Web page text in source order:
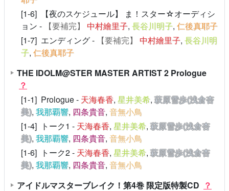
[1-6] 【夜のスケジュール】 ま！スター☆オーディシ
ョン -
【要補完】 中村繪里子, 長谷川明子, 仁後真耶子
[1-7] エンディング -
【要補完】 中村繪里子, 長谷川明
子, 仁後真耶子
THE IDOLM@STER MASTER ARTIST 2 Prologue
？
[1-1] Prologue - 天海春香, 星井美希,萩原雪歩(浅倉杏
美), 我那覇響, 四条貴音, 音無小鳥
[1-4] トーク1 - 天海春香, 星井美希,萩原雪歩(浅倉杏
美), 我那覇響, 四条貴音, 音無小鳥
[1-6] トーク2 - 天海春香, 星井美希,萩原雪歩(浅倉杏
美), 我那覇響, 四条貴音, 音無小鳥
アイドルマスターブレイク！第4巻 限定版特製CD ？